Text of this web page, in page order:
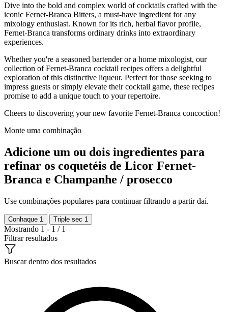
Dive into the bold and complex world of cocktails crafted with the
iconic Fernet-Branca Bitters, a must-have ingredient for any
mixology enthusiast. Known for its rich, herbal flavor profile,
Fernet-Branca transforms ordinary drinks into extraordinary
experiences.
Whether you're a seasoned bartender or a home mixologist, our
collection of Fernet-Branca cocktail recipes offers a delightful
exploration of this distinctive liqueur. Perfect for those seeking to
impress guests or simply elevate their cocktail game, these recipes
promise to add a unique touch to your repertoire.
Cheers to discovering your new favorite Fernet-Branca concoction!
Monte uma combinação
Adicione um ou dois ingredientes para
refinar os coquetéis de Licor Fernet-
Branca e Champanhe / prosecco
Use combinações populares para continuar filtrando a partir daí.
Conhaque 1 Triple sec 1
Mostrando 1 - 1 / 1
Filtrar resultados
Buscar dentro dos resultados